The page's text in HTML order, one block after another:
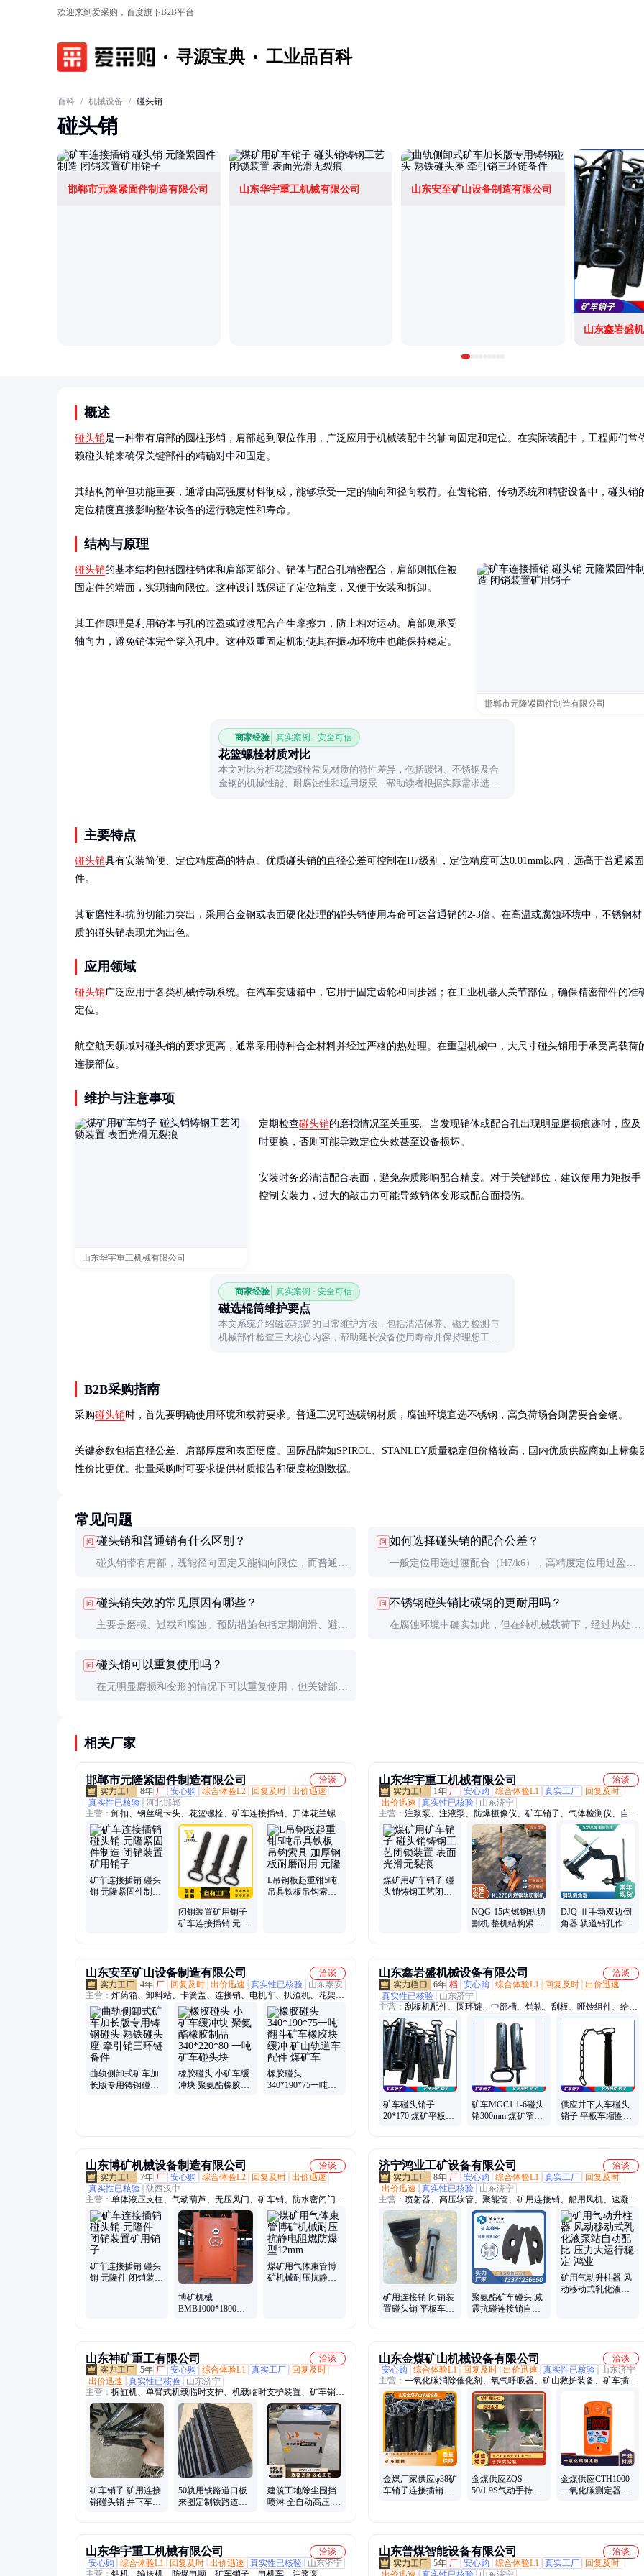
欢迎来到爱采购，百度旗下B2B平台
寻源宝典 工业品百科
百科 / 机械设备 / 碰头销
碰头销
邯郸市元隆紧固件制造有限公司 山东华宇重工机械有限公司 山东安至矿山设备制造有限公司
山东鑫岩盛
概述
碰头销是一种带有肩部的圆柱形销，肩部起到限位作用，广泛应用于机械装配中的轴向固定和定位。在实际装配中，工程师们常
赖碰头销来确保关键部件的精确对中和固定。
其结构简单但功能重要，通常由高强度材料制成，能够承受一定的轴向和径向载荷。在齿轮箱、传动系统和精密设备中，碰头销
定位精度直接影响整体设备的运行稳定性和寿命。
结构与原理
邯郸市元隆紧固件制造有限公司
碰头销的基本结构包括圆柱销体和肩部两部分。销体与配合孔精密配合，肩部则抵住被
固定件的端面，实现轴向限位。这种设计既保证了定位精度，又便于安装和拆卸。
其工作原理是利用销体与孔的过盈或过渡配合产生摩擦力，防止相对运动。肩部则承受
轴向力，避免销体完全穿入孔中。这种双重固定机制使其在振动环境中也能保持稳定。
商家经验 真实案例 · 安全可信
花篮螺栓材质对比
本文对比分析花篮螺栓常见材质的特性差异，包括碳钢、不锈钢及合
金钢的机械性能、耐腐蚀性和适用场景，帮助读者根据实际需求选择
主要特点
碰头销具有安装简便、定位精度高的特点。优质碰头销的直径公差可控制在H7级别，定位精度可达0.01mm以内，远高于普通紧固
件。
其耐磨性和抗剪切能力突出，采用合金钢或表面硬化处理的碰头销使用寿命可达普通销的2-3倍。在高温或腐蚀环境中，不锈钢材
质的碰头销表现尤为出色。
应用领域
碰头销广泛应用于各类机械传动系统。在汽车变速箱中，它用于固定齿轮和同步器；在工业机器人关节部位，确保精密部件的准
定位。
航空航天领域对碰头销的要求更高，通常采用特种合金材料并经过严格的热处理。在重型机械中，大尺寸碰头销用于承受高载荷
连接部位。
维护与注意事项
山东华宇重工机械有限公司
定期检查碰头销的磨损情况至关重要。当发现销体或配合孔出现明显磨损痕迹时，应及
时更换，否则可能导致定位失效甚至设备损坏。
安装时务必清洁配合表面，避免杂质影响配合精度。对于关键部位，建议使用力矩扳手
控制安装力，过大的敲击力可能导致销体变形或配合面损伤。
商家经验 真实案例 · 安全可信
磁选辊筒维护要点
本文系统介绍磁选辊筒的日常维护方法，包括清洁保养、磁力检测与
机械部件检查三大核心内容，帮助延长设备使用寿命并保持理想工作
B2B采购指南
采购碰头销时，首先要明确使用环境和载荷要求。普通工况可选碳钢材质，腐蚀环境宜选不锈钢，高负荷场合则需要合金钢。
关键参数包括直径公差、肩部厚度和表面硬度。国际品牌如SPIROL、STANLEY质量稳定但价格较高，国内优质供应商如上标集
性价比更优。批量采购时可要求提供材质报告和硬度检测数据。
常见问题
问 碰头销和普通销有什么区别？
碰头销带有肩部，既能径向固定又能轴向限位，而普通销
问 如何选择碰头销的配合公差？
一般定位用选过渡配合（H7/k6），高精度定位用过盈配
（H7/g6）。
问 碰头销失效的常见原因有哪些？
主要是磨损、过载和腐蚀。预防措施包括定期润滑、避免
问 不锈钢碰头销比碳钢的更耐用吗？
在腐蚀环境中确实如此，但在纯机械载荷下，经过热处理
问 碰头销可以重复使用吗？
在无明显磨损和变形的情况下可以重复使用，但关键部位
相关厂家
邯郸市元隆紧固件制造有限公司
洽谈
8年 厂 安心购 综合体验L2 回复及时 出价迅速
真实性已核验 河北邯郸
主营： 卸扣、钢丝绳卡头、花篮螺栓、矿车连接插销、开体花兰螺
丝、吊环螺栓螺母、鸡心环、吊装带、万向旋转吊环、光伏螺栓、链
条
矿车连接插销 碰头
销 元隆紧固件制造
闭销装置矿用销子
矿车连接插销 元隆
L吊钢板起重钳5吨
吊具铁板吊钩索具
山东华宇重工机械有限公司
洽谈
1年 厂 安心购 综合体验L1 真实工厂
回复及时
出价迅速
真实性已核验
山东济宁
主营： 注浆泵、注液泵、防爆摄像仪、矿车销子、气体检测仪、自动
隔爆装置、自救器、钻机、钻头钻杆、电机车、避难硐室、托辊、压
风自救装置、铁路、排渣器、放水器、防回火、防回水回气、巷道灯
煤矿用矿车销子 碰
头销铸钢工艺闭锁
NQG-15内燃钢轨切
割机 整机结构紧
DJQ-Ⅱ手动双边倒
角器 轨道钻孔作业
山东安至矿山设备制造有限公司
洽谈
4年 厂 回复及时 出价迅速 真实性已核验
山东泰安
主营： 炸药箱、卸料站、卡簧盖、连接销、电机车、扒渣机、花架
车、复轨机、电瓶车、防脱座、三环链、挡车器、万能链、外挡盖、
轴架箱、围栏车、空心轮、卸载臂、卸载台、卸载轮、火车轮、卸料
车、巷道车、实心轮、存放箱
曲轨侧卸式矿车加
长版专用铸钢碰头
橡胶碰头 小矿车缓
冲块 聚氨酯橡胶制
橡胶碰头
340*190*75一吨翻
山东鑫岩盛机械设备有限公司
洽谈
6年 档 安心购 综合体验L1 回复及时 出价迅速
真实性已核验
山东济宁
主营： 刮板机配件、圆环链、中部槽、销轨、刮板、哑铃组件、给煤
机、钻注一体机、坑道钻机、链轮组件、转载机配件、液压支架油
缸、自移机尾抬高缸、破碎机、凿岩机、锤头组件、采煤机截齿、钻
杆钻头、气动钻机、矿用门、炉排减速机
矿车碰头销子
20*170 煤矿平板车
矿车MGC1.1-6碰头
销300mm 煤矿窄轨
供应井下人车碰头
销子 平板车缩圈式
山东博矿机械设备制造有限公司
洽谈
7年 厂 安心购 综合体验L2 回复及时 出价迅速
真实性已核验 陕西汉中
主营： 单体液压支柱、气动葫芦、无压风门、矿车销、防水密闭门、
防火栅栏门、避难硐室门、金属顶梁、扒渣机、托辊、刮板机整机、
刮板、单开道岔、阀柱试验台、拆柱机、跑车防护装置、耙斗装岩
机、矿车、风机、电机车、电子围栏、临时支护装置、U型钢支架、
耙矿绞车、矿灯充电柜
矿车连接插销 碰头
销 元隆件 闭销装置
博矿机械
BMB1000*1800避
煤矿用气体束管博
矿机械耐压抗静电
济宁鸿业工矿设备有限公司
洽谈
8年 厂 安心购 综合体验L1 真实工厂
回复及时
出价迅速
真实性已核验
山东济宁
主营： 喷射器、高压软管、聚能管、矿用连接销、船用风机、速凝
剂、气浮搬运车、螺旋千斤顶、手拉葫芦、牵引绞索、道口栏木机、
矿用风门、树篦子、临时支护、叉车吊、皮带硫化机、链轮组件、矿
用密闭门、电动卷扬机、翻车机、拆缸机、洗靴机、电动搬运坦克
车、矿车轮对、搬运气垫、裤管风机
矿用连接销 闭销装
置碰头销 平板车插
聚氨酯矿车碰头 减
震抗碰连接销自锁
矿用气动升柱器 风
动移动式乳化液泵
山东神矿重工有限公司
洽谈
5年 厂 安心购 综合体验L1 真实工厂
回复及时
出价迅速
真实性已核验
山东济宁
主营： 拆缸机、单臂式机载临时支护、机载临时支护装置、矿车销
子、油缸拆装机、快速卡绳器、单体支柱硬连接、捣固镐、钢轨打孔
机、轮胎保护链、矿用平板车、犁式卸料器、岩心切割机、镀锌电缆
挂钩、电焊机、气相色谱仪、液压紧链器、雾化消毒门、电液推杆、
气动喷涂机、拆柱机、钻孔应力计、电缆挂钩、燃气分析仪、皮带纠
偏装置、防溢裙板
矿车销子 矿用连接
销碰头销 井下车辆
50轨用铁路道口板
来图定制铁路道口
建筑工地除尘围挡
喷淋 全自动高压 车
山东金煤矿山机械设备有限公司
洽谈
安心购
综合体验L1 回复及时 出价迅速 真实性已核验
山东济宁
主营： 一氧化碳消除催化剂、氧气呼吸器、矿山救护装备、矿车插
销、洒水降尘装置、无压风门、全液压钻机、刮板机配件、矿用摄像
机、破拆工具、相变材料、一氧化碳催化剂、矿用阻化剂、多参数气
体报警仪、粉尘检测仪、氧气充填泵、通风多参数检测仪、矿用洗靴
机、智能充电柜、空气呼吸器、检力器、矿用单轨吊、托辊缓冲托
辊、瓦斯解析仪、矿用给煤机甲带、矿用挖掘机
金煤厂家供应φ38矿
车销子连接插销 矿
金煤供应ZQS-
50/1.9S气动手持式
金煤供应CTH1000
一氧化碳测定器 便
山东华宇重工机械有限公司
洽谈
安心购
综合体验L1 回复及时 出价迅速 真实性已核验
山东济宁
主营： 钻机、输送机、防爆电脑、矿车销子、电机车、注浆泵
山东普煤智能设备有限公司
洽谈
5年 厂 安心购 综合体验L1 真实工厂
回复及时